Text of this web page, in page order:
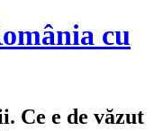
cu
Ce e de văzut